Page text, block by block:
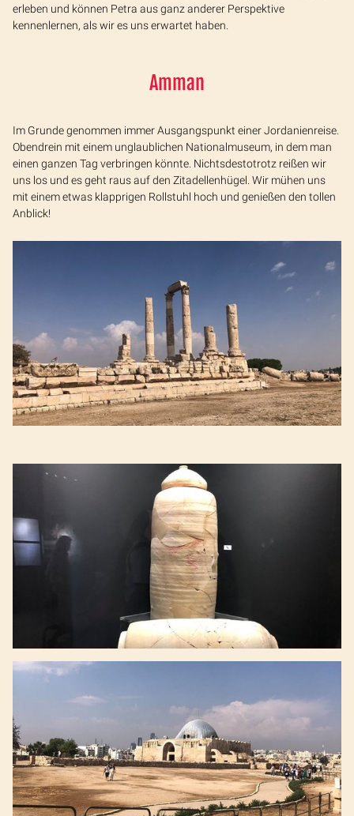
erleben und können Petra aus ganz anderer Perspektive
kennenlernen, als wir es uns erwartet haben.
Amman
Im Grunde genommen immer Ausgangspunkt einer Jordanienreise.
Obendrein mit einem unglaublichen Nationalmuseum, in dem man
einen ganzen Tag verbringen könnte. Nichtsdestotrotz reißen wir
uns los und es geht raus auf den Zitadellenhügel. Wir mühen uns
mit einem etwas klapprigen Rollstuhl hoch und genießen den tollen
Anblick!